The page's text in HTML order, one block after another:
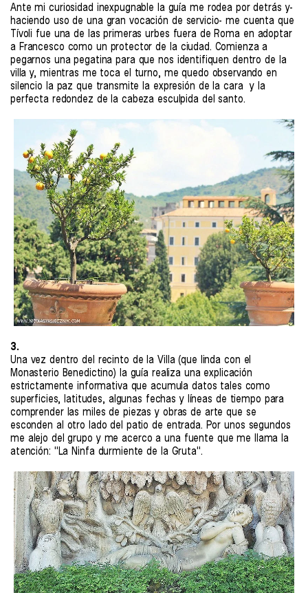
Ante mi curiosidad inexpugnable la guía me rodea por detrás y-
haciendo uso de una gran vocación de servicio- me cuenta que
Tívoli fue una de las primeras urbes fuera de Roma en adoptar
a Francesco como un protector de la ciudad. Comienza a
pegarnos una pegatina para que nos identifiquen dentro de la
villa y, mientras me toca el turno, me quedo observando en
silencio la paz que transmite la expresión de la cara y la
perfecta redondez de la cabeza esculpida del santo.
3.
Una vez dentro del recinto de la Villa (que linda con el
Monasterio Benedictino) la guía realiza una explicación
estrictamente informativa que acumula datos tales como
superficies, latitudes, algunas fechas y líneas de tiempo para
comprender las miles de piezas y obras de arte que se
esconden al otro lado del patio de entrada. Por unos segundos
me alejo del grupo y me acerco a una fuente que me llama la
atención: "La Ninfa durmiente de la Gruta".